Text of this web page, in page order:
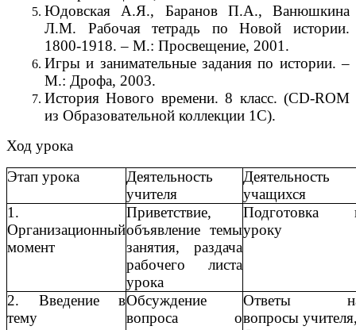
Юдовская А.Я., Баранов П.А., Ванюшкина
Л.М. Рабочая тетрадь по Новой истории.
1800-1918. – М.: Просвещение, 2001.
Игры и занимательные задания по истории. –
М.: Дрофа, 2003.
История Нового времени. 8 класс. (CD-ROM
из Образовательной коллекции 1C).
Ход урока
Этап урока
Деятельность
учителя
Деятельность
учащихся
1.
Организационный
момент
Приветствие,
объявление темы
занятия, раздача
рабочего листа
урока
Подготовка
уроку
2. Введение в
тему
Обсуждение
вопроса о
Ответы
вопросы